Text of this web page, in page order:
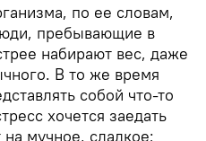
по ее словам,
пребывающие в
набирают вес, даже
В то же время
собой что-то
хочется заедать
мучное, сладкое;